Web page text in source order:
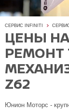
СЕРВИС INFINITI
ЦЕНЫ
Z62
Юнион Моторс -